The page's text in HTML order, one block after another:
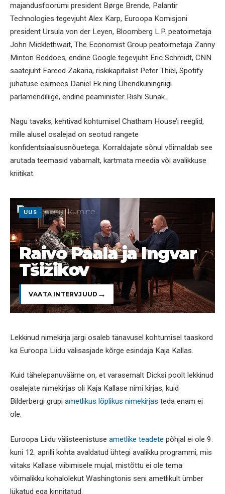
majandusfoorumi president Børge Brende, Palantir
Technologies tegevjuht Alex Karp, Euroopa Komisjoni
president Ursula von der Leyen, Bloomberg L.P. peatoimetaja
John Micklethwait, The Economist Group peatoimetaja Zanny
Minton Beddoes, endine Google tegevjuht Eric Schmidt, CNN
saatejuht Fareed Zakaria, riskikapitalist Peter Thiel, Spotify
juhatuse esimees Daniel Ek ning Ühendkuningriigi
parlamendiliige, endine peaminister Rishi Sunak.
Nagu tavaks, kehtivad kohtumisel Chatham House’i reeglid,
mille alusel osalejad on seotud rangete
konfidentsiaalsusnõuetega. Korraldajate sõnul võimaldab see
arutada teemasid vabamalt, kartmata meedia või avalikkuse
kriitikat.
UUS
Raivo Paala ja Ingvar
Tšižikov
VAATA INTERVJUUD
Lekkinud nimekirja järgi osaleb tänavusel kohtumisel taaskord
ka Euroopa Liidu välisasjade kõrge esindaja Kaja Kallas.
Kuid tähelepanuväärne on, et varasemalt Dicksi poolt lekkinud
osalejate nimekirjas oli Kaja Kallase nimi kirjas, kuid
Bilderbergi grupi ametlikus lõplikus nimekirjas teda enam ei
ole.
Euroopa Liidu välisteenistuse ametlike teadete põhjal ei ole 9.
kuni 12. aprilli kohta avaldatud ühtegi avalikku programmi, mis
viitaks Kallase viibimisele mujal, mistõttu ei ole tema
võimalikku kohalolekut Washingtonis seni ametlikult ümber
lükatud ega kinnitatud.